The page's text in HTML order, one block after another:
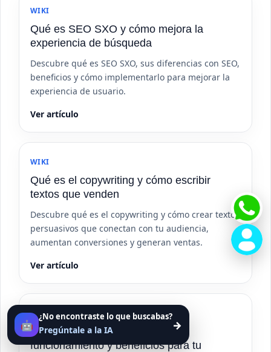
🤖
¿No encontraste lo que buscabas?
Pregúntale a la IA →
WIKI
Qué es SEO SXO y cómo mejora la
experiencia de búsqueda
Descubre qué es SEO SXO, sus diferencias con SEO,
beneficios y cómo implementarlo para mejorar la
experiencia de usuario.
Ver artículo
WIKI
Qué es el copywriting y cómo escribir
textos que venden
Descubre qué es el copywriting y cómo crear textos
persuasivos que conectan con tu audiencia,
aumentan conversiones y generan ventas.
Ver artículo
WIKI
SEO local qué es: definición,
funcionamiento y beneficios para tu